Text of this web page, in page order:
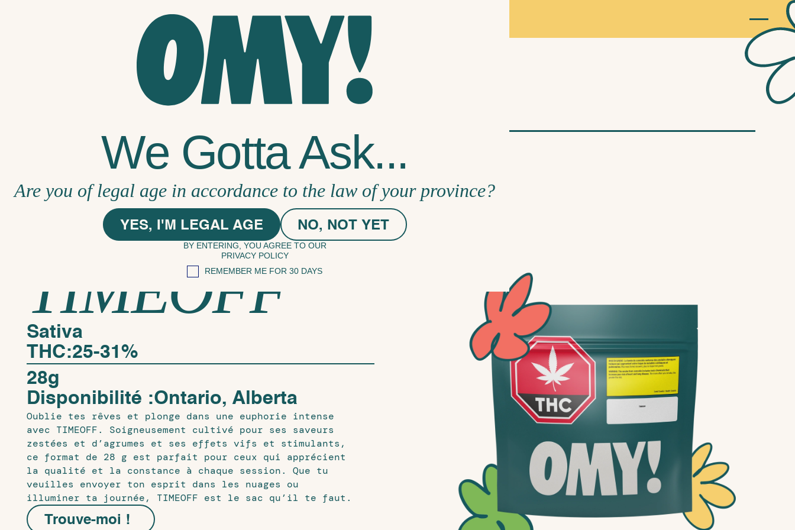
We Gotta Ask...
Are you of legal age in accordance to the law of your province?
YES, I'M LEGAL AGE NO, NOT YET
BY ENTERING, YOU AGREE TO OUR
PRIVACY POLICY
REMEMBER ME FOR 30 DAYS
TIMEOFF
Sativa
THC:25-31%
28g
Disponibilité :Ontario, Alberta
Oublie tes rêves et plonge dans une euphorie intense
avec TIMEOFF. Soigneusement cultivé pour ses saveurs
zestées et d’agrumes et ses effets vifs et stimulants,
ce format de 28 g est parfait pour ceux qui apprécient
la qualité et la constance à chaque session. Que tu
veuilles envoyer ton esprit dans les nuages ou
illuminer ta journée, TIMEOFF est le sac qu’il te faut.
Trouve-moi !